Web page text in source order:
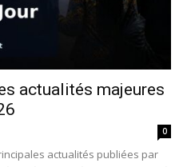
actualités majeures
0
actualités publiées par